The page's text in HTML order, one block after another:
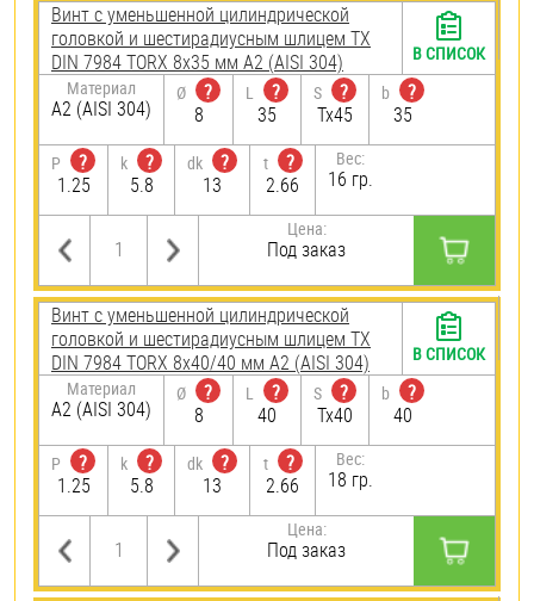
Винт с уменьшенной цилиндрической
головкой и шестирадиусным шлицем TX
DIN 7984 TORX 8х35 мм А2 (AISI 304)
Материал
А2 (AISI 304)
Ø
?
8
L
?
35
S
?
Tx45
b
?
35
P
?
1.25
k
?
5.8
dk
?
13
t
?
2.66
Вес:
16 гр.
Цена:
Под заказ
В СПИСОК
Винт с уменьшенной цилиндрической
головкой и шестирадиусным шлицем TX
DIN 7984 TORX 8х40/40 мм А2 (AISI 304)
Материал
А2 (AISI 304)
Ø
?
8
L
?
40
S
?
Tx40
b
?
40
P
?
1.25
k
?
5.8
dk
?
13
t
?
2.66
Вес:
18 гр.
Цена:
Под заказ
В СПИСОК